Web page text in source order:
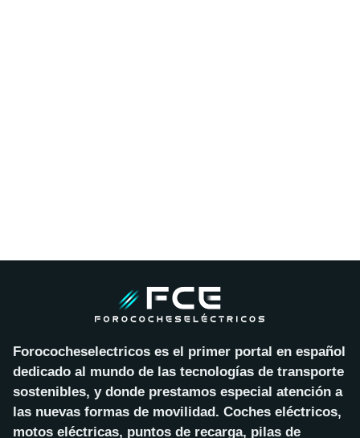
Forococheselectricos es el primer portal en español
dedicado al mundo de las tecnologías de transporte
sostenibles, y donde prestamos especial atención a
las nuevas formas de movilidad. Coches eléctricos,
motos eléctricas, puntos de recarga, pilas de